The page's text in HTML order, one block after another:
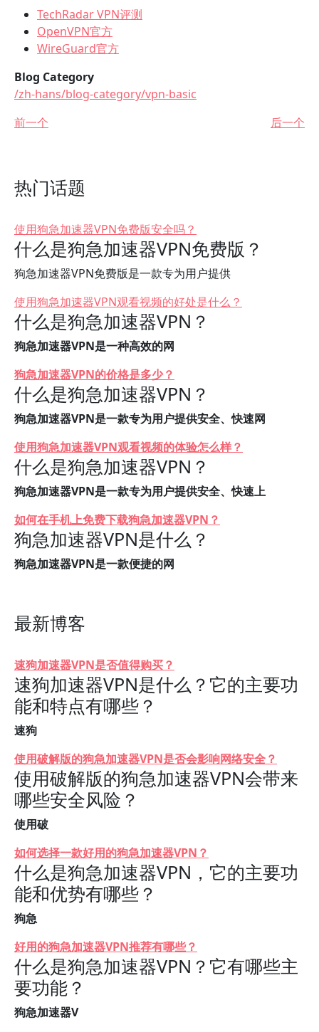
TechRadar VPN评测
OpenVPN官方
WireGuard官方
Blog Category
/zh-hans/blog-category/vpn-basic
前一个
后一个
热门话题
使用狗急加速器VPN免费版安全吗？
什么是狗急加速器VPN免费版？
狗急加速器VPN免费版是一款专为用户提供
使用狗急加速器VPN观看视频的好处是什么？
什么是狗急加速器VPN？
狗急加速器VPN是一种高效的网
狗急加速器VPN的价格是多少？
什么是狗急加速器VPN？
狗急加速器VPN是一款专为用户提供安全、快速网
使用狗急加速器VPN观看视频的体验怎么样？
什么是狗急加速器VPN？
狗急加速器VPN是一款专为用户提供安全、快速上
如何在手机上免费下载狗急加速器VPN？
狗急加速器VPN是什么？
狗急加速器VPN是一款便捷的网
最新博客
速狗加速器VPN是否值得购买？
速狗加速器VPN是什么？它的主要功
能和特点有哪些？
速狗
使用破解版的狗急加速器VPN是否会影响网络安全？
使用破解版的狗急加速器VPN会带来
哪些安全风险？
使用破
如何选择一款好用的狗急加速器VPN？
什么是狗急加速器VPN，它的主要功
能和优势有哪些？
狗急
好用的狗急加速器VPN推荐有哪些？
什么是狗急加速器VPN？它有哪些主
要功能？
狗急加速器V